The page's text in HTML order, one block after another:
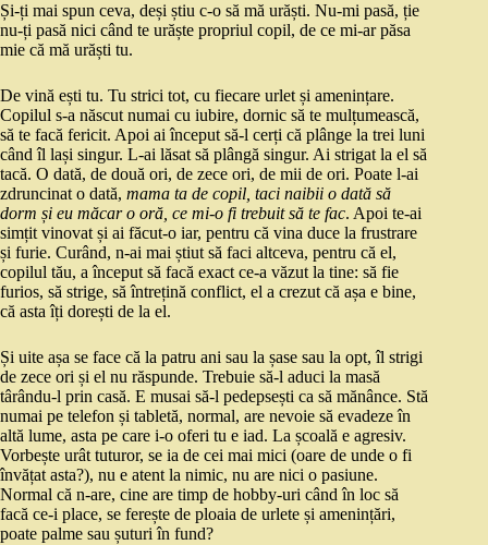
Și-ți mai spun ceva, deși știu c-o să mă urăști. Nu-mi pasă, ție
nu-ți pasă nici când te urăște propriul copil, de ce mi-ar păsa
mie că mă urăști tu.
De vină ești tu. Tu strici tot, cu fiecare urlet și amenințare.
Copilul s-a născut numai cu iubire, dornic să te mulțumească,
să te facă fericit. Apoi ai început să-l cerți că plânge la trei luni
când îl lași singur. L-ai lăsat să plângă singur. Ai strigat la el să
tacă. O dată, de două ori, de zece ori, de mii de ori. Poate l-ai
zdruncinat o dată, mama ta de copil, taci naibii o dată să
dorm și eu măcar o oră, ce mi-o fi trebuit să te fac. Apoi te-ai
simțit vinovat și ai făcut-o iar, pentru că vina duce la frustrare
și furie. Curând, n-ai mai știut să faci altceva, pentru că el,
copilul tău, a început să facă exact ce-a văzut la tine: să fie
furios, să strige, să întrețină conflict, el a crezut că așa e bine,
că asta îți dorești de la el.
Și uite așa se face că la patru ani sau la șase sau la opt, îl strigi
de zece ori și el nu răspunde. Trebuie să-l aduci la masă
târându-l prin casă. E musai să-l pedepsești ca să mănânce. Stă
numai pe telefon și tabletă, normal, are nevoie să evadeze în
altă lume, asta pe care i-o oferi tu e iad. La școală e agresiv.
Vorbește urât tuturor, se ia de cei mai mici (oare de unde o fi
învățat asta?), nu e atent la nimic, nu are nici o pasiune.
Normal că n-are, cine are timp de hobby-uri când în loc să
facă ce-i place, se ferește de ploaia de urlete și amenințări,
poate palme sau șuturi în fund?